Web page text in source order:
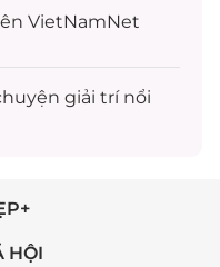
VietNamNet
giải trínổi
HỘI